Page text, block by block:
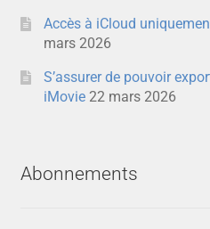
Accès à iCloud
mars 2026
S’assurer de pouvoir
iMovie 22 mars 2026
Abonnements